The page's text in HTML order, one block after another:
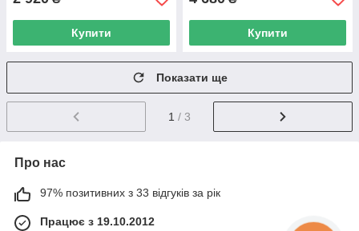
Купити Купити
Показати ще
1 / 3
Про нас
97% позитивних з 33 відгуків за рік
Працює з 19.10.2012